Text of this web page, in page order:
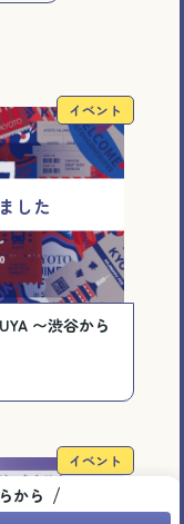
から
イベント
〜渋谷から
イベント